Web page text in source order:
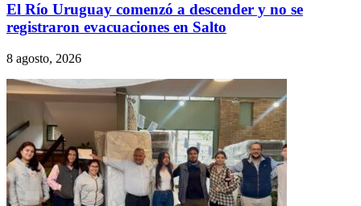
El Río Uruguay comenzó a descender y no se
registraron evacuaciones en Salto
8 agosto, 2026